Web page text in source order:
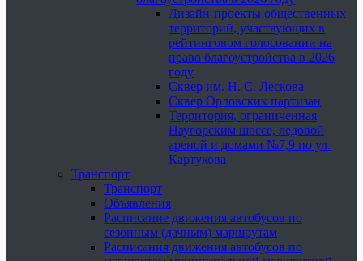
Дизайн-проекты общественных
территорий, участвующих в
рейтинговом голосовании на
право благоустройства в 2026
году
Сквер им. Н. С. Лескова
Сквер Орловских партизан
Территория, ограниченная
Наугорским шоссе, ледовой
ареной и домами №7,9 по ул.
Картукова
Транспорт
Транспорт
Объявления
Расписание движения автобусов по
сезонным (дачным) маршрутам
Расписания движения автобусов по